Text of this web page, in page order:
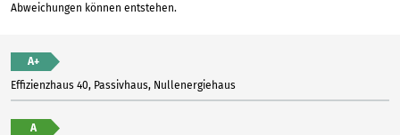
Abweichungen können entstehen.
A+
Effizienzhaus 40, Passivhaus, Nullenergiehaus
A